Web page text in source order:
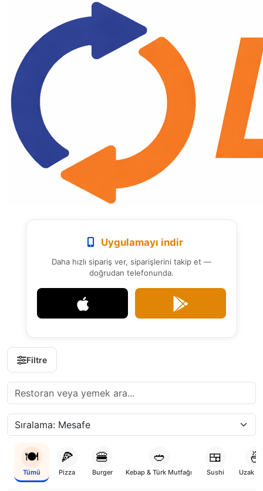
Uygulamayı indir
Daha hızlı sipariş ver, siparişlerini takip et —
doğrudan telefonunda.
Filtre
🍽️
Tümü
🍕
Pizza
🍔
Burger
🥙
Kebap & Türk Mutfağı
🍱
Sushi
🍜
Uzak